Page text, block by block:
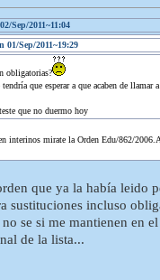
Sep/2011~11:04
01/Sep/2011~19:29
obligatorias?
que esperar a que acaben de
que no duermo hoy
interinos mirate la Orden Edu/862/
que ya la había leido
sustituciones incluso
no se si me mantienen en
de la lista...